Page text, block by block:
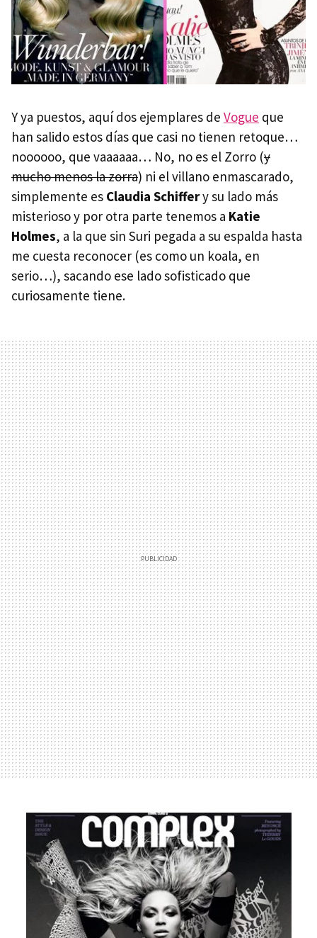
Y ya puestos, aquí dos ejemplares de Vogue que
han salido estos días que casi no tienen retoque…
noooooo, que vaaaaaa… No, no es el Zorro (y
mucho menos la zorra) ni el villano enmascarado,
simplemente es Claudia Schiffery su lado más
misterioso y por otra parte tenemos a Katie
Holmes, a la que sin Suri pegada a su espalda hasta
me cuesta reconocer (es como un koala, en
serio…), sacando ese lado sofisticado que
curiosamente tiene.